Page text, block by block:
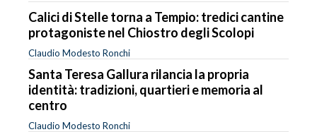
Calici di Stelle torna a Tempio: tredici cantine
protagoniste nel Chiostro degli Scolopi
Claudio Modesto Ronchi
Santa Teresa Gallura rilancia la propria
identità: tradizioni, quartieri e memoria al
centro
Claudio Modesto Ronchi